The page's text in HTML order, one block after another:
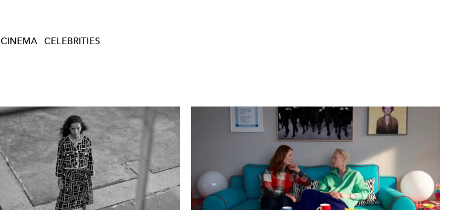
CINEMA CELEBRITIES